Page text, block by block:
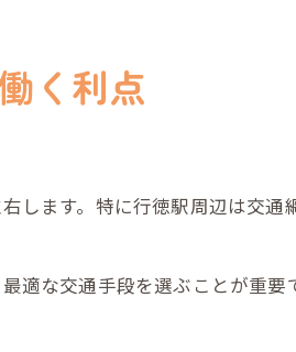
く利点
します。特に行徳駅周辺は交
適な交通手段を選ぶことが重